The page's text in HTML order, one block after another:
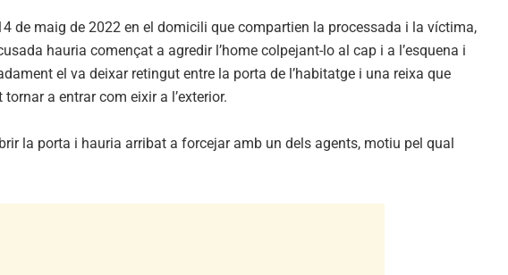
de maig de 2022 en el domicili que compartien la processada i la víctima,
hauria començat a agredir l’home colpejant-lo al cap i a l’esquena i
el va deixar retingut entre la porta de l’habitatge i una reixa que
a entrar com eixir a l’exterior.
la porta i hauria arribat a forcejar amb un dels agents, motiu pel qual